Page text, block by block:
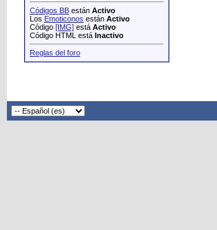
Códigos BB están Activo
Los Emoticonos están Activo
Código [IMG] está Activo
Código HTML está Inactivo
Reglas del foro